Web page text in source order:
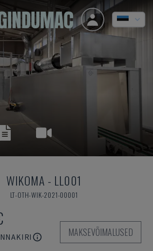
WIKOMA - LL001
LT-OTH-WIK-2021-00001
MAKSEVÕIMALUSED